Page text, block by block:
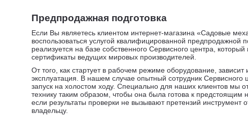
Предпродажная подготовка
Если Вы являетесь клиентом интернет-магазина «Садовые
воспользоваться услугой квалифицированной предпродажной
реализуется на базе собственного Сервисного центра,
сертификаты ведущих мировых производителей.
От того, как стартует в рабочем режиме оборудование,
эксплуатация. В нашем случае опытный сотрудник Сервисного
запуск на холостом ходу. Специально для наших клиентов мы
технику таким образом, чтобы она была готова к предстоящим
если результаты проверки не вызывают претензий инструмент
владельцу.